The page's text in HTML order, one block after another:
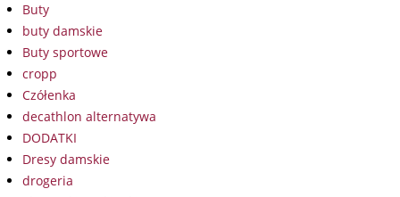
Buty
buty damskie
Buty sportowe
cropp
Czółenka
decathlon alternatywa
DODATKI
Dresy damskie
drogeria